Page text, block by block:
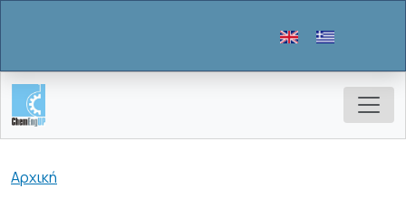
Breadcrumb
Αρχική